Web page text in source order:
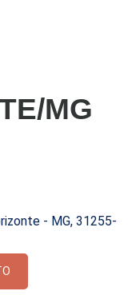
MG
- MG, 31255-